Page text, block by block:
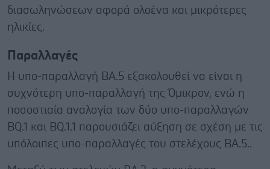
διασωληνώσεων αφορά ολοένα και μικρότερες
ηλικίες.
Παραλλαγές
Η υπο-παραλλαγή ΒΑ.5 εξακολουθεί να είναι η
συχνότερη υπο-παραλλαγή της Όμικρον, ενώ η
ποσοστιαία αναλογία των δύο υπο-παραλλαγών
ΒQ.1 και BQ.1.1 παρουσιάζει αύξηση σε σχέση με τις
υπόλοιπες υπο-παραλλαγές του στελέχους ΒΑ.5..